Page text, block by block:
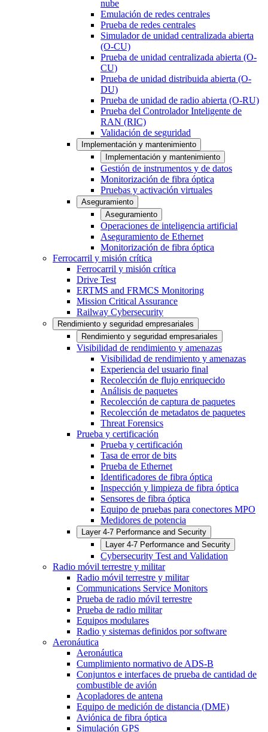
nube
Emulación de redes centrales
Prueba de redes centrales
Simulador de unidad centralizada abierta
(O-CU)
Prueba de unidad centralizada abierta (O-
CU)
Prueba de unidad distribuida abierta (O-
DU)
Prueba de unidad de radio abierta (O-RU)
Prueba del Controlador Inteligente de
RAN (RIC)
Validación de seguridad
Implementación y mantenimiento
Implementación y mantenimiento
Gestión de instrumentos y de datos
Monitorización de fibra óptica
Pruebas y activación virtuales
Aseguramiento
Aseguramiento
Operaciones de inteligencia artificial
Aseguramiento de Ethernet
Monitorización de fibra óptica
Ferrocarril y misión crítica
Ferrocarril y misión crítica
Drive Test
ERTMS and FRMCS Monitoring
Mission Critical Assurance
Railway Cybersecurity
Rendimiento y seguridad empresariales
Rendimiento y seguridad empresariales
Visibilidad de rendimiento y amenazas
Visibilidad de rendimiento y amenazas
Experiencia del usuario final
Recolección de flujo enriquecido
Análisis de paquetes
Recolección de captura de paquetes
Recolección de metadatos de paquetes
Threat Forensics
Prueba y certificación
Prueba y certificación
Tasa de error de bits
Prueba de Ethernet
Identificadores de fibra óptica
Inspección y limpieza de fibra óptica
Sensores de fibra óptica
Equipo de pruebas para conectores MPO
Medidores de potencia
Layer 4-7 Performance and Security
Layer 4-7 Performance and Security
Cybersecurity Test and Validation
Radio móvil terrestre y militar
Radio móvil terrestre y militar
Communications Service Monitors
Prueba de radio móvil terrestre
Prueba de radio militar
Equipos modulares
Radio y sistemas definidos por software
Aeronáutica
Aeronáutica
Cumplimiento normativo de ADS-B
Conjuntos e interfaces de prueba de cantidad de
combustible de avión
Acopladores de antena
Equipo de medición de distancia (DME)
Aviónica de fibra óptica
Simulación GPS